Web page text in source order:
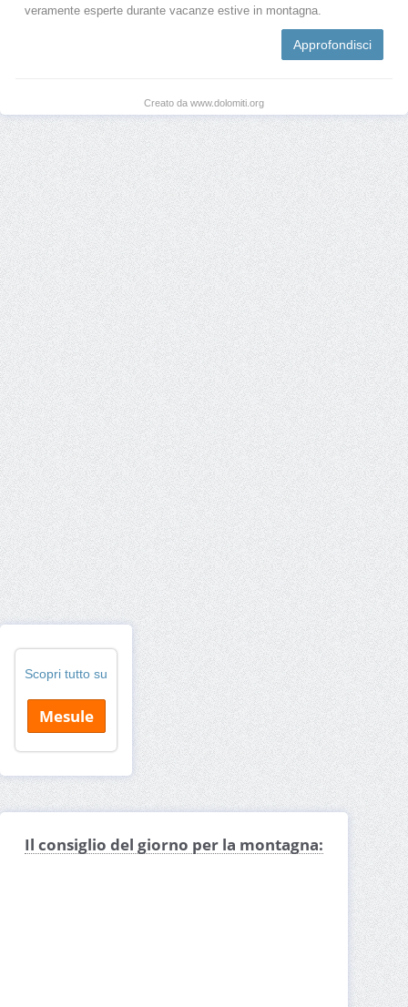
veramente esperte durante vacanze estive in montagna.
Approfondisci
Creato da www.dolomiti.org
Scopri tutto su
Mesule
Il consiglio del giorno per la montagna: